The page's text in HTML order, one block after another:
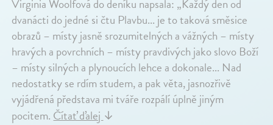
Virginia Woolfová do deníku napsala: „Každý den od
dvanácti do jedné si čtu Plavbu... je to taková směsice
obrazů – místy jasně srozumitelných a vážných – místy
hravých a povrchních – místy pravdivých jako slovo Boží
– místy silných a plynoucích lehce a dokonale... Nad
nedostatky se rdím studem, a pak věta, jasnozřivě
vyjádřená představa mi tváře rozpálí úplně jiným
pocitem. Čítať ďalej ↓